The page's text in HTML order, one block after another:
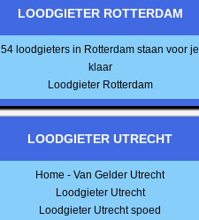
LOODGIETER ROTTERDAM
54 loodgieters in Rotterdam staan voor je
klaar
Loodgieter Rotterdam
LOODGIETER UTRECHT
Home - Van Gelder Utrecht
Loodgieter Utrecht
Loodgieter Utrecht spoed